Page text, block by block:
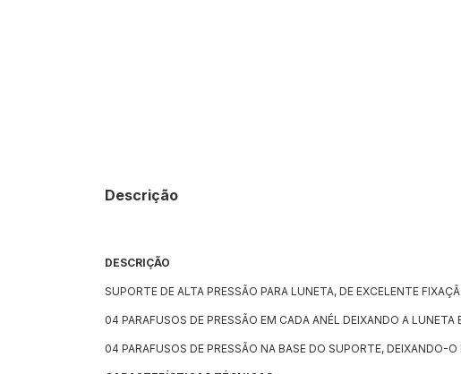
Descrição
DESCRIÇÃO
SUPORTE DE ALTA PRESSÃO PARA LUNETA, DE EXCELENTE
04 PARAFUSOS DE PRESSÃO EM CADA ANÉL DEIXANDO A LUNETA
04 PARAFUSOS DE PRESSÃO NA BASE DO SUPORTE, DEIXANDO-